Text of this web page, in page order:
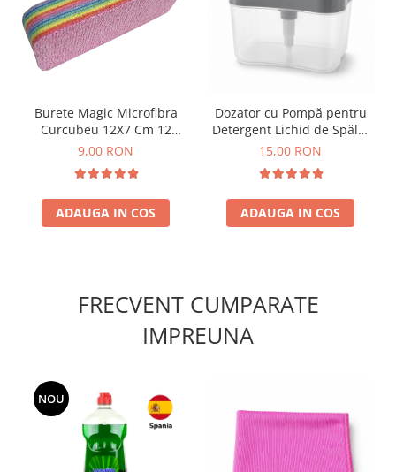
Burete Magic Microfibra
Curcubeu 12X7 Cm 12
Straturi
9,00 RON
ADAUGA IN COS
Dozator cu Pompă pentru
Detergent Lichid de Spălat
Vase cu Burete Inclus Smart
15,00 RON
ADAUGA IN COS
FRECVENT CUMPARATE
IMPREUNA
NOU